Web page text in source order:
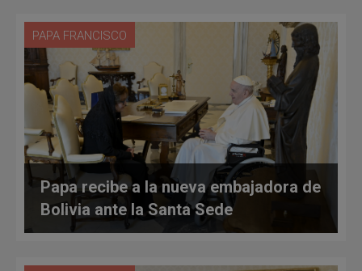
PAPA FRANCISCO
Papa recibe a la nueva embajadora de
Bolivia ante la Santa Sede